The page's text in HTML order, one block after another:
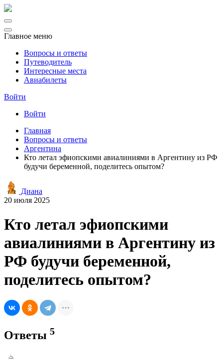
Главное меню
Вопросы и ответы
Путеводитель
Интересные места
Авиабилеты
Войти
Войти
Главная
Вопросы и ответы
Аргентина
Кто летал эфиопскими авиалиниями в Аргентину из РФ
будучи беременной, поделитесь опытом?
Диана
20 июля 2025
Кто летал эфиопскими
авиалиниями в Аргентину из
РФ будучи беременной,
поделитесь опытом?
Ответы 5